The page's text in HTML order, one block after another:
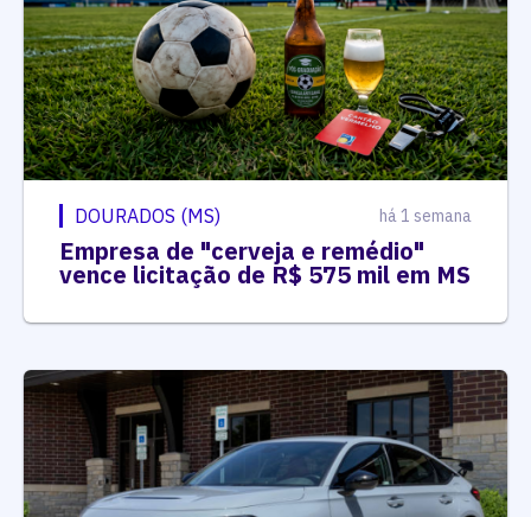
DOURADOS (MS) há 1 semana
Empresa de "cerveja e remédio"
vence licitação de R$ 575 mil em MS